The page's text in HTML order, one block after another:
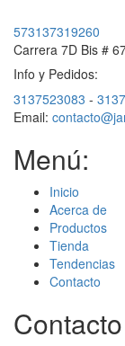
573137319260
Carrera 7D Bis #
Info y Pedidos:
3137523083 -
Email:
Menú:
Inicio
Acerca de
Productos
Tienda
Tendencias
Contacto
Contacto